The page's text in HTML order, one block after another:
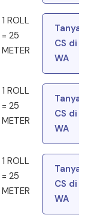
1 ROLL
= 25
METER
Tanya
CS di
WA
1 ROLL
= 25
METER
Tanya
CS di
WA
1 ROLL
= 25
METER
Tanya
CS di
WA